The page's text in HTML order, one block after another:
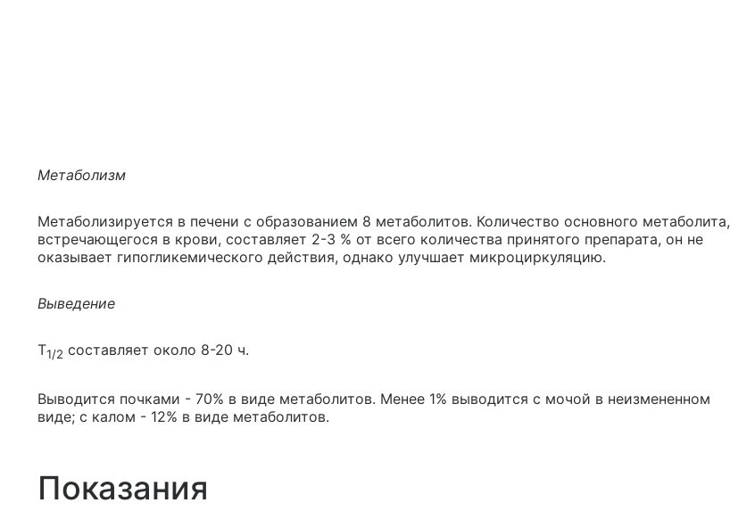
Метаболизм
Метаболизируется в печени с образованием 8 метаболитов. Количество основного метаболита,
встречающегося в крови, составляет 2-3 % от всего количества принятого препарата, он не
оказывает гипогликемического действия, однако улучшает микроциркуляцию.
Выведение
T1/2 составляет около 8-20 ч.
Выводится почками - 70% в виде метаболитов. Менее 1% выводится с мочой в неизмененном
виде; с калом - 12% в виде метаболитов.
Показания